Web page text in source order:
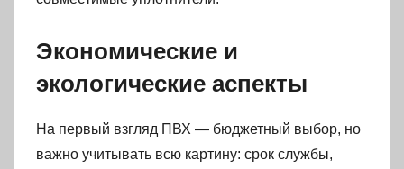
Экономические и
экологические аспекты
На первый взгляд ПВХ — бюджетный выбор, но
важно учитывать всю картину: срок службы,